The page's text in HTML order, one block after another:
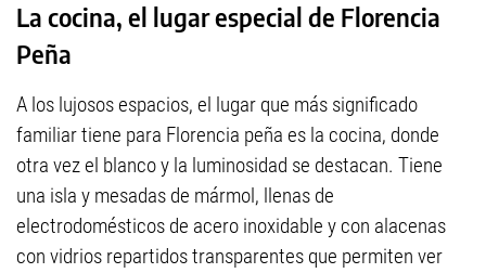
La cocina, el lugar especial de Florencia
Peña
A los lujosos espacios, el lugar que más significado
familiar tiene para Florencia peña es la cocina, donde
otra vez el blanco y la luminosidad se destacan. Tiene
una isla y mesadas de mármol, llenas de
electrodomésticos de acero inoxidable y con alacenas
con vidrios repartidos transparentes que permiten ver